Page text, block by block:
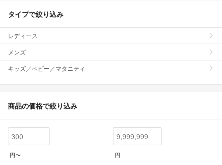
タイプで絞り込み
レディース
メンズ
キッズ／ベビー／マタニティ
商品の価格で絞り込み
円〜 円